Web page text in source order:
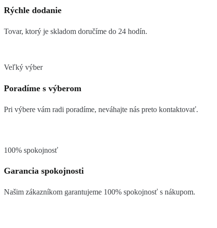
Rýchle dodanie
Tovar, ktorý je skladom doručíme do 24 hodín.
Veľký výber
Poradíme s výberom
Pri výbere vám radi poradíme, neváhajte nás preto kontaktovať.
100% spokojnosť
Garancia spokojnosti
Našim zákazníkom garantujeme 100% spokojnosť s nákupom.